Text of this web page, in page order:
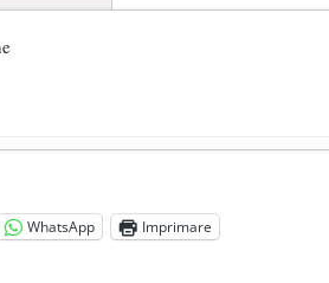
despre președintele Ucrainei,
- 21 aprilie 2026
efecte. Bustul poetului Octavian
WhatsApp Imprimare